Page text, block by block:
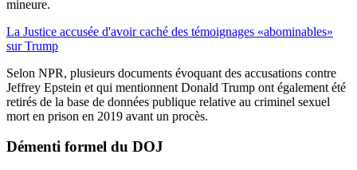
mineure.
La Justice accusée d'avoir caché des témoignages «abominables»
sur Trump
Selon NPR, plusieurs documents évoquant des accusations contre
Jeffrey Epstein et qui mentionnent Donald Trump ont également été
retirés de la base de données publique relative au criminel sexuel
mort en prison en 2019 avant un procès.
Démenti formel du DOJ